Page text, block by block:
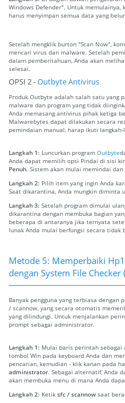
Windows Defender". Untuk memulainya,
harus menyimpan semua data yang
Setelah mengklik burton "Scan Now",
mencari virus dan malware. Setelah
dalam pemberitahuan, Anda akan
selesai.
OPSI 2 -Outbyte Antivirus
Produk Outbyte adalah salah satu yang
malware dan program yang tidak
Anda memasang antivirus pihak ketiga
Malwarebytes dapat dilakukan secara
pemindaian manual, harap ikuti
Langkah 1: Luncurkan program Outbyte
Anda dapat memilih opsi Pindai di sisi
Penuh. Sistem akan mulai memindai
Langkah 2: Pilih item yang ingin Anda
Saat dikarantina, Anda mungkin diminta
Langkah 3: Setelah program dimulai
dikarantina dengan membuka bagian
beberapa di antaranya jika ternyata
lunak Anda mulai berfungsi secara tidak
Metode 5: Memperbaiki
dengan System File Checker
Banyak pengguna yang terbiasa
/ scannow, yang secara otomatis
yang dilindungi. Untuk menjalankan
prompt sebagai administrator.
Langkah 1: Mulai baris perintah sebagai
tombol Win pada keyboard Anda dan
pencarian, kemudian - klik kanan pada
administrator. Sebagai alternatif, Anda
akan membuka menu di mana Anda
Langkah 2: Ketik sfc / scannow saat